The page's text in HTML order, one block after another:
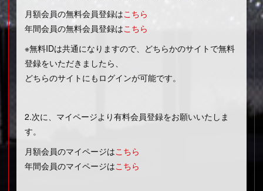
月額会員の無料会員登録はこちら
年間会員の無料会員登録はこちら
※無料IDは共通になりますので、どちらかのサイトで無料
登録をいただきましたら、
どちらのサイトにもログインが可能です。
2.次に、マイページより有料会員登録をお願いいたしま
す。
月額会員のマイページはこちら
年間会員のマイページはこちら